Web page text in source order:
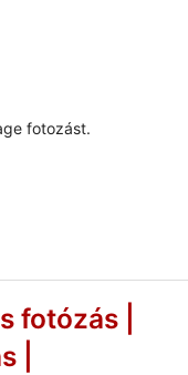
fotozást.
fotózás |
|